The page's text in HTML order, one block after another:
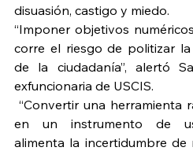
disuasión, castigo y miedo.
“Imponer objetivos
corre el riesgo de politizar la
de la ciudadanía”, alertó
exfuncionaria de USCIS.
“Convertir una herramienta
en un instrumento de
alimenta la incertidumbre de